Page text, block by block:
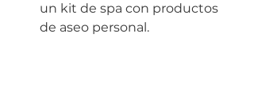
un kit de spa con productos
de aseo personal.